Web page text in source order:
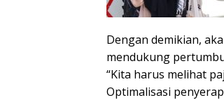
Dengan demikian,
mendukung
“Kita harus melihat
Optimalisasi